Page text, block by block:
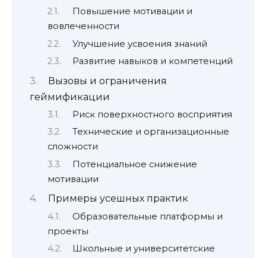
Повышение мотивации и
вовлеченности
Улучшение усвоения знаний
Развитие навыков и компетенций
Вызовы и ограничения
геймификации
Риск поверхностного восприятия
Технические и организационные
сложности
Потенциальное снижение
мотивации
Примеры усешных практик
Образовательные платформы и
проекты
Школьные и университетские